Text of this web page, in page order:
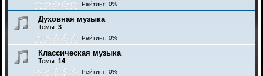
Рейтинг: 0%
Духовная музыка
Темы: 3
Рейтинг: 0%
Классическая музыка
Темы: 14
Рейтинг: 0%